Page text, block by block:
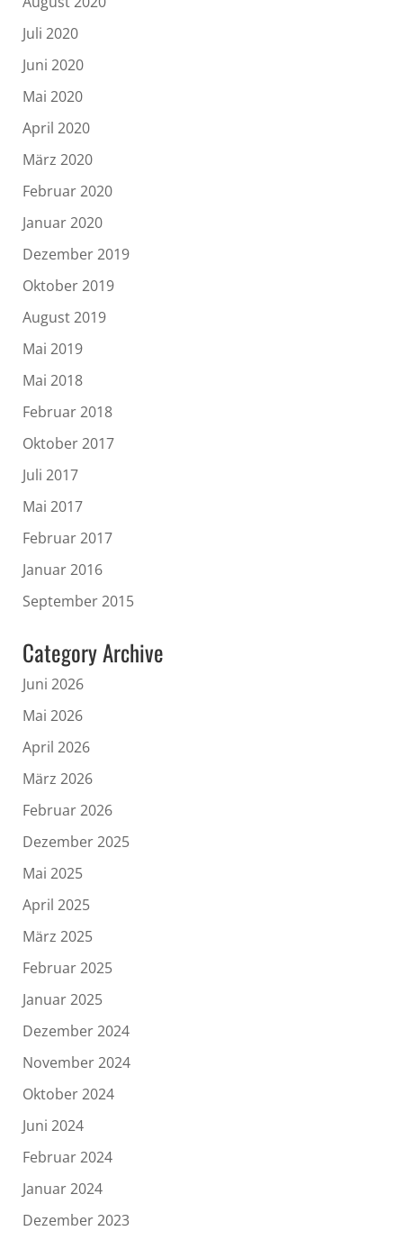
Juli 2020
Juni 2020
Mai 2020
April 2020
März 2020
Februar 2020
Januar 2020
Dezember 2019
Oktober 2019
August 2019
Mai 2019
Mai 2018
Februar 2018
Oktober 2017
Juli 2017
Mai 2017
Februar 2017
Januar 2016
September 2015
Category Archive
Juni 2026
Mai 2026
April 2026
März 2026
Februar 2026
Dezember 2025
Mai 2025
April 2025
März 2025
Februar 2025
Januar 2025
Dezember 2024
November 2024
Oktober 2024
Juni 2024
Februar 2024
Januar 2024
Dezember 2023